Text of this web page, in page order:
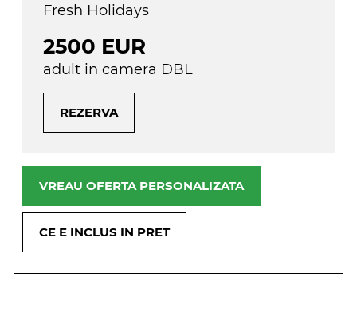
Fresh Holidays
2500 EUR
adult in camera DBL
REZERVA
VREAU OFERTA PERSONALIZATA
CE E INCLUS IN PRET